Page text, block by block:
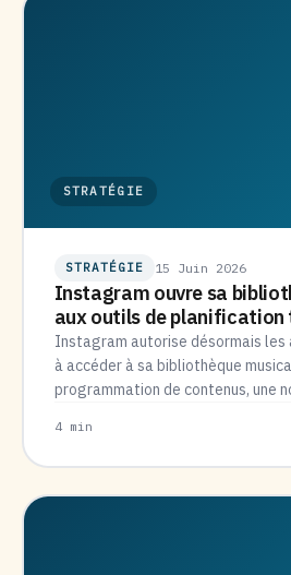
STRATÉGIE
STRATÉGIE 15 Juin 2026
Instagram ouvre sa
aux outils de planification
Instagram autorise désormais
à accéder à sa bibliothèque
programmation de contenus, une
4 min